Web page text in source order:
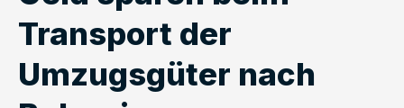
Transport der
Umzugsgüter nach